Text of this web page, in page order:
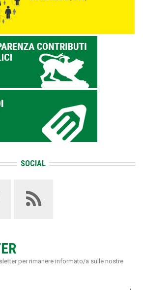
SOCIAL
per rimanere informato/a sulle nostre